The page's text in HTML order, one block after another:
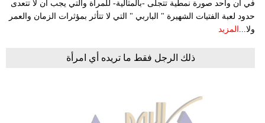
في آن واحد صورة نمطية تتجلى -بالمثالية- للمراة والتي يجب ان لا تتعدى
حدود لعبة الفتيات الشهيرة " الباربي " التي لا تتأثر بمؤثرات الزمان والعمر
ولا... المزيد
ذلك الرجل فقط ما تريده أي امرأة